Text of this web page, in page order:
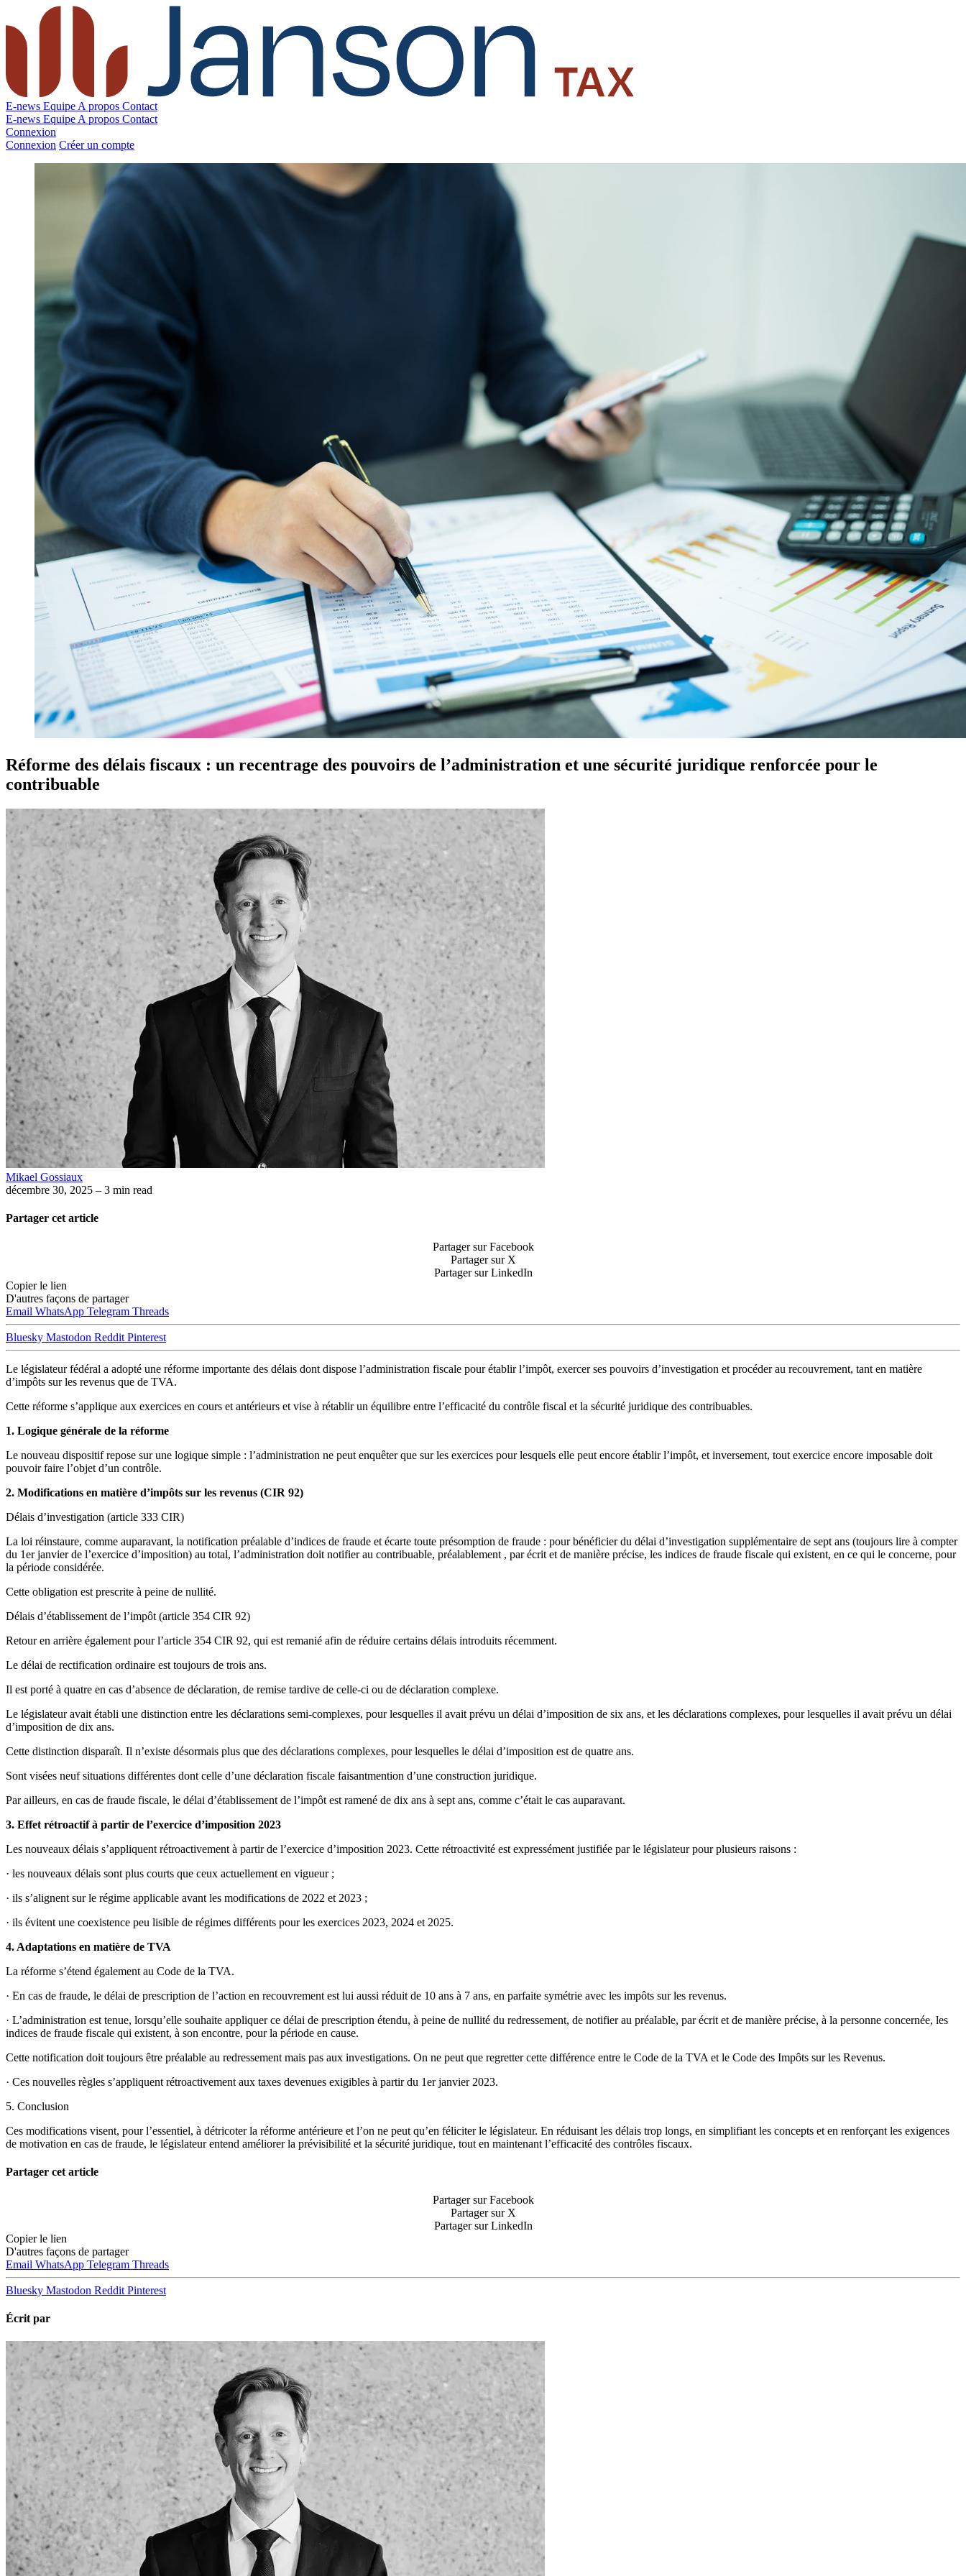
E-news Equipe A propos Contact
E-news Equipe A propos Contact
Connexion
Connexion Créer un compte
Réforme des délais fiscaux : un recentrage des pouvoirs de l’administration et une sécurité juridique renforcée pour le
contribuable
Mikael Gossiaux
décembre 30, 2025 – 3 min read
Partager cet article
Partager sur Facebook
Partager sur X
Partager sur LinkedIn
Copier le lien
D'autres façons de partager
Email WhatsApp Telegram Threads
Bluesky Mastodon Reddit Pinterest
Le législateur fédéral a adopté une réforme importante des délais dont dispose l’administration fiscale pour établir l’impôt, exercer ses pouvoirs d’investigation et procéder au recouvrement, tant en matière
d’impôts sur les revenus que de TVA.
Cette réforme s’applique aux exercices en cours et antérieurs et vise à rétablir un équilibre entre l’efficacité du contrôle fiscal et la sécurité juridique des contribuables.
1. Logique générale de la réforme
Le nouveau dispositif repose sur une logique simple : l’administration ne peut enquêter que sur les exercices pour lesquels elle peut encore établir l’impôt, et inversement, tout exercice encore imposable doit
pouvoir faire l’objet d’un contrôle.
2. Modifications en matière d’impôts sur les revenus (CIR 92)
Délais d’investigation (article 333 CIR)
La loi réinstaure, comme auparavant, la notification préalable d’indices de fraude et écarte toute présomption de fraude : pour bénéficier du délai d’investigation supplémentaire de sept ans (toujours lire à compter
du 1er janvier de l’exercice d’imposition) au total, l’administration doit notifier au contribuable, préalablement , par écrit et de manière précise, les indices de fraude fiscale qui existent, en ce qui le concerne, pour
la période considérée.
Cette obligation est prescrite à peine de nullité.
Délais d’établissement de l’impôt (article 354 CIR 92)
Retour en arrière également pour l’article 354 CIR 92, qui est remanié afin de réduire certains délais introduits récemment.
Le délai de rectification ordinaire est toujours de trois ans.
Il est porté à quatre en cas d’absence de déclaration, de remise tardive de celle-ci ou de déclaration complexe.
Le législateur avait établi une distinction entre les déclarations semi-complexes, pour lesquelles il avait prévu un délai d’imposition de six ans, et les déclarations complexes, pour lesquelles il avait prévu un délai
d’imposition de dix ans.
Cette distinction disparaît. Il n’existe désormais plus que des déclarations complexes, pour lesquelles le délai d’imposition est de quatre ans.
Sont visées neuf situations différentes dont celle d’une déclaration fiscale faisantmention d’une construction juridique.
Par ailleurs, en cas de fraude fiscale, le délai d’établissement de l’impôt est ramené de dix ans à sept ans, comme c’était le cas auparavant.
3. Effet rétroactif à partir de l’exercice d’imposition 2023
Les nouveaux délais s’appliquent rétroactivement à partir de l’exercice d’imposition 2023. Cette rétroactivité est expressément justifiée par le législateur pour plusieurs raisons :
· les nouveaux délais sont plus courts que ceux actuellement en vigueur ;
· ils s’alignent sur le régime applicable avant les modifications de 2022 et 2023 ;
· ils évitent une coexistence peu lisible de régimes différents pour les exercices 2023, 2024 et 2025.
4. Adaptations en matière de TVA
La réforme s’étend également au Code de la TVA.
· En cas de fraude, le délai de prescription de l’action en recouvrement est lui aussi réduit de 10 ans à 7 ans, en parfaite symétrie avec les impôts sur les revenus.
· L’administration est tenue, lorsqu’elle souhaite appliquer ce délai de prescription étendu, à peine de nullité du redressement, de notifier au préalable, par écrit et de manière précise, à la personne concernée, les
indices de fraude fiscale qui existent, à son encontre, pour la période en cause.
Cette notification doit toujours être préalable au redressement mais pas aux investigations. On ne peut que regretter cette différence entre le Code de la TVA et le Code des Impôts sur les Revenus.
· Ces nouvelles règles s’appliquent rétroactivement aux taxes devenues exigibles à partir du 1er janvier 2023.
5. Conclusion
Ces modifications visent, pour l’essentiel, à détricoter la réforme antérieure et l’on ne peut qu’en féliciter le législateur. En réduisant les délais trop longs, en simplifiant les concepts et en renforçant les exigences
de motivation en cas de fraude, le législateur entend améliorer la prévisibilité et la sécurité juridique, tout en maintenant l’efficacité des contrôles fiscaux.
Partager cet article
Partager sur Facebook
Partager sur X
Partager sur LinkedIn
Copier le lien
D'autres façons de partager
Email WhatsApp Telegram Threads
Bluesky Mastodon Reddit Pinterest
Écrit par